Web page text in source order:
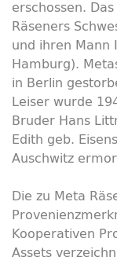
erschossen.
Räseners
und ihren Mann
Hamburg).
in Berlin
Leiser wurde
Bruder Hans
Edith geb.
Auschwitz
Die zu Meta
Kooperativen
Assets